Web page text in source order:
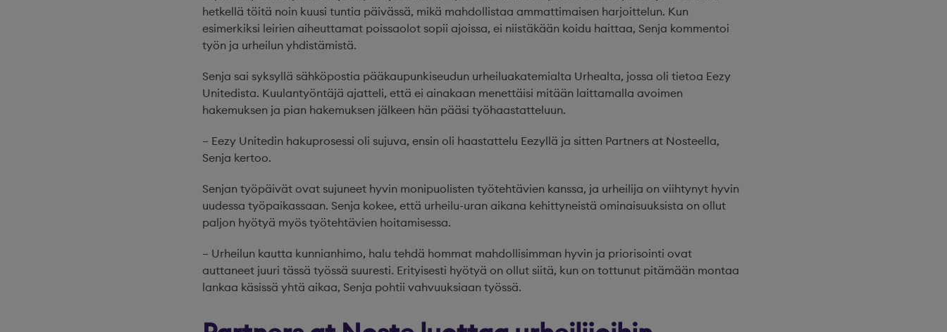
hetkellä töitä noin kuusi tuntia päivässä, mikä mahdollistaa ammattimaisen harjoittelun. Kun
esimerkiksi leirien aiheuttamat poissaolot sopii ajoissa, ei niistäkään koidu haittaa, Senja kommentoi
työn ja urheilun yhdistämistä.
Senja sai syksyllä sähköpostia pääkaupunkiseudun urheiluakatemialta Urhealta, jossa oli tietoa Eezy
Unitedista. Kuulantyöntäjä ajatteli, että ei ainakaan menettäisi mitään laittamalla avoimen
hakemuksen ja pian hakemuksen jälkeen hän pääsi työhaastatteluun.
– Eezy Unitedin hakuprosessi oli sujuva, ensin oli haastattelu Eezyllä ja sitten Partners at Nosteella,
Senja kertoo.
Senjan työpäivät ovat sujuneet hyvin monipuolisten työtehtävien kanssa, ja urheilija on viihtynyt hyvin
uudessa työpaikassaan. Senja kokee, että urheilu-uran aikana kehittyneistä ominaisuuksista on ollut
paljon hyötyä myös työtehtävien hoitamisessa.
– Urheilun kautta kunnianhimo, halu tehdä hommat mahdollisimman hyvin ja priorisointi ovat
auttaneet juuri tässä työssä suuresti. Erityisesti hyötyä on ollut siitä, kun on tottunut pitämään montaa
lankaa käsissä yhtä aikaa, Senja pohtii vahvuuksiaan työssä.